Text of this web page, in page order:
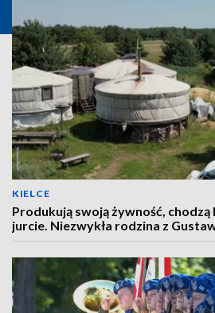
KIELCE
Produkują swoją żywność, chodzą
jurcie. Niezwykła rodzina z